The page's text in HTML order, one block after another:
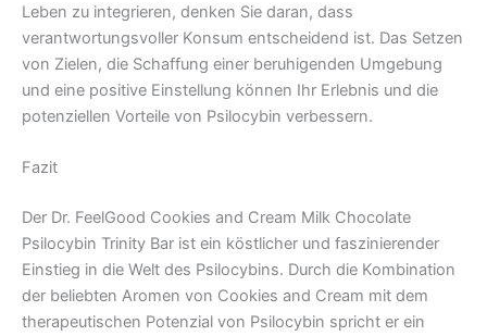
Leben zu integrieren, denken Sie daran, dass
verantwortungsvoller Konsum entscheidend ist. Das Setzen
von Zielen, die Schaffung einer beruhigenden Umgebung
und eine positive Einstellung können Ihr Erlebnis und die
potenziellen Vorteile von Psilocybin verbessern.
Fazit
Der Dr. FeelGood Cookies and Cream Milk Chocolate
Psilocybin Trinity Bar ist ein köstlicher und faszinierender
Einstieg in die Welt des Psilocybins. Durch die Kombination
der beliebten Aromen von Cookies and Cream mit dem
therapeutischen Potenzial von Psilocybin spricht er ein